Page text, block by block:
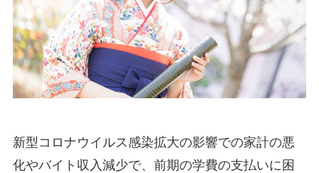
新型コロナウイルス感染拡大の影響での家計の悪
化やバイト収入減少で、前期の学費の支払いに困